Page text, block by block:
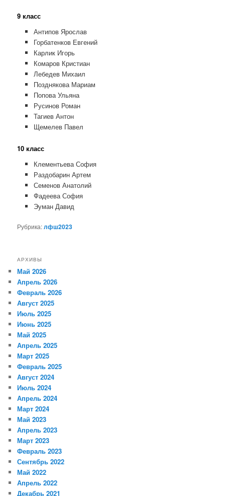
9 класс
Антипов Ярослав
Горбатенков Евгений
Карлик Игорь
Комаров Кристиан
Лебедев Михаил
Позднякова Мариам
Попова Ульяна
Русинов Роман
Тагиев Антон
Щемелев Павел
10 класс
Клементьева София
Раздобарин Артем
Семенов Анатолий
Фадеева София
Эуман Давид
Рубрика:лфш2023
АРХИВЫ
Май 2026
Апрель 2026
Февраль 2026
Август 2025
Июль 2025
Июнь 2025
Май 2025
Апрель 2025
Март 2025
Февраль 2025
Август 2024
Июль 2024
Апрель 2024
Март 2024
Май 2023
Апрель 2023
Март 2023
Февраль 2023
Сентябрь 2022
Май 2022
Апрель 2022
Декабрь 2021